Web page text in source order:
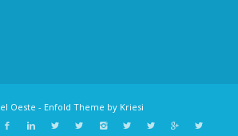
Oeste - Enfold Theme by Kriesi